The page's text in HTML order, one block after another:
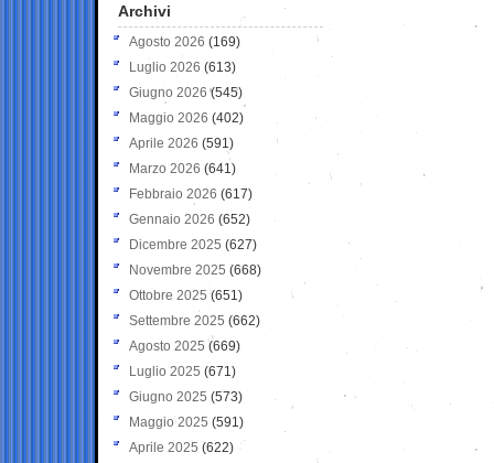
Archivi
Agosto 2026 (169)
Luglio 2026 (613)
Giugno 2026 (545)
Maggio 2026 (402)
Aprile 2026 (591)
Marzo 2026 (641)
Febbraio 2026 (617)
Gennaio 2026 (652)
Dicembre 2025 (627)
Novembre 2025 (668)
Ottobre 2025 (651)
Settembre 2025 (662)
Agosto 2025 (669)
Luglio 2025 (671)
Giugno 2025 (573)
Maggio 2025 (591)
Aprile 2025 (622)